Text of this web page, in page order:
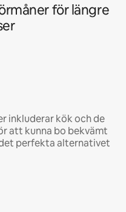
för längre
inkluderar kök och de
att kunna bo bekvämt
perfekta alternativet